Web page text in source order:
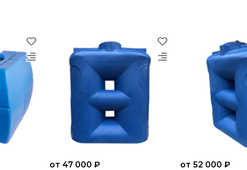
от 47 000 ₽ от 52 000 ₽